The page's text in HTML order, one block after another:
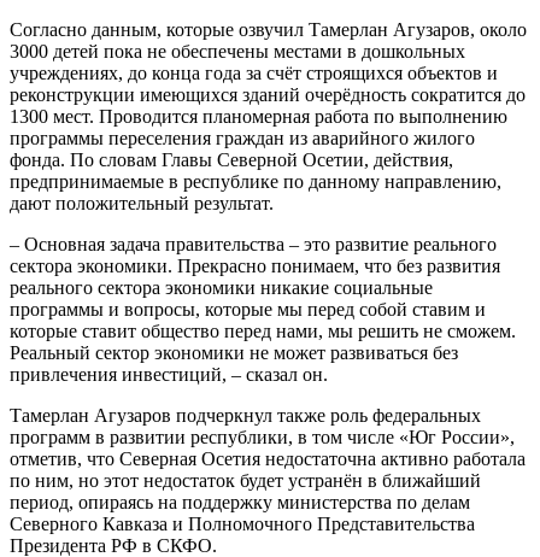
Согласно данным, которые озвучил Тамерлан Агузаров, около
3000 детей пока не обеспечены местами в дошкольных
учреждениях, до конца года за счёт строящихся объектов и
реконструкции имеющихся зданий очерёдность сократится до
1300 мест. Проводится планомерная работа по выполнению
программы переселения граждан из аварийного жилого
фонда. По словам Главы Северной Осетии, действия,
предпринимаемые в республике по данному направлению,
дают положительный результат.
– Основная задача правительства – это развитие реального
сектора экономики. Прекрасно понимаем, что без развития
реального сектора экономики никакие социальные
программы и вопросы, которые мы перед собой ставим и
которые ставит общество перед нами, мы решить не сможем.
Реальный сектор экономики не может развиваться без
привлечения инвестиций, – сказал он.
Тамерлан Агузаров подчеркнул также роль федеральных
программ в развитии республики, в том числе «Юг России»,
отметив, что Северная Осетия недостаточна активно работала
по ним, но этот недостаток будет устранён в ближайший
период, опираясь на поддержку министерства по делам
Северного Кавказа и Полномочного Представительства
Президента РФ в СКФО.